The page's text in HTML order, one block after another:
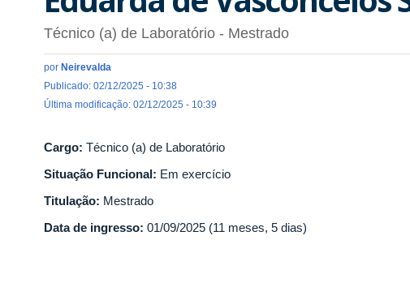
Técnico (a) de Laboratório - Mestrado
por Neirevalda
Publicado: 02/12/2025 - 10:38
Última modificação: 02/12/2025 - 10:39
Cargo: Técnico (a) de Laboratório
Situação Funcional: Em exercício
Titulação: Mestrado
Data de ingresso: 01/09/2025 (11 meses, 5 dias)